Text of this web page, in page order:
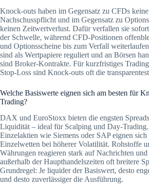
Knock-outs haben im Gegensatz zu CFDs keine
Nachschusspflicht und im Gegensatz zu
keinen Zeitwertverlust. Dafür verfallen sie
der Schwelle, während CFD-Positionen
und Optionsscheine bis zum Verfall
sind als Wertpapiere reguliert und an Börsen
sind Broker-Kontrakte. Für kurzfristiges
Stop-Loss sind Knock-outs oft die
Welche Basiswerte eignen sich am besten für
Trading?
DAX und EuroStoxx bieten die engsten
Liquidität – ideal für Scalping und Day-
Einzelaktien wie Siemens oder SAP eignen
Einzelwetten bei höherer Volatilität. Rohstoffe
Währungen reagieren stark auf Nachrichten und
außerhalb der Haupthandelszeiten oft breitere
Grundregel: Je liquider der Basiswert, desto
und desto zuverlässiger die Ausführung.